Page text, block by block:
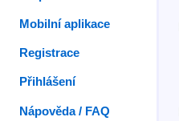
Mobilní aplikace
Registrace
Přihlášení
Nápověda / FAQ